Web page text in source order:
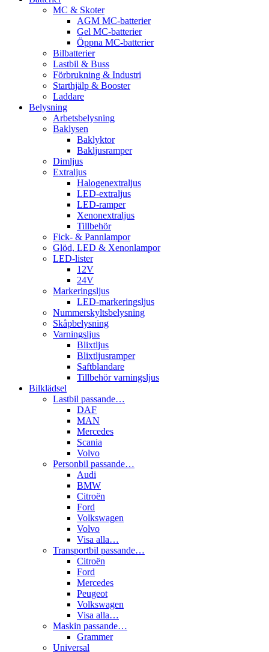
MC & Skoter
AGM MC-batterier
Gel MC-batterier
Öppna MC-batterier
Bilbatterier
Lastbil & Buss
Förbrukning & Industri
Starthjälp & Booster
Laddare
Belysning
Arbetsbelysning
Baklysen
Baklyktor
Bakljusramper
Dimljus
Extraljus
Halogenextraljus
LED-extraljus
LED-ramper
Xenonextraljus
Tillbehör
Fick- & Pannlampor
Glöd, LED & Xenonlampor
LED-lister
12V
24V
Markeringsljus
LED-markeringsljus
Nummerskyltsbelysning
Skåpbelysning
Varningsljus
Blixtljus
Blixtljusramper
Saftblandare
Tillbehör varningsljus
Bilklädsel
Lastbil passande…
DAF
MAN
Mercedes
Scania
Volvo
Personbil passande…
Audi
BMW
Citroën
Ford
Volkswagen
Volvo
Visa alla…
Transportbil passande…
Citroën
Ford
Mercedes
Peugeot
Volkswagen
Visa alla…
Maskin passande…
Grammer
Universal